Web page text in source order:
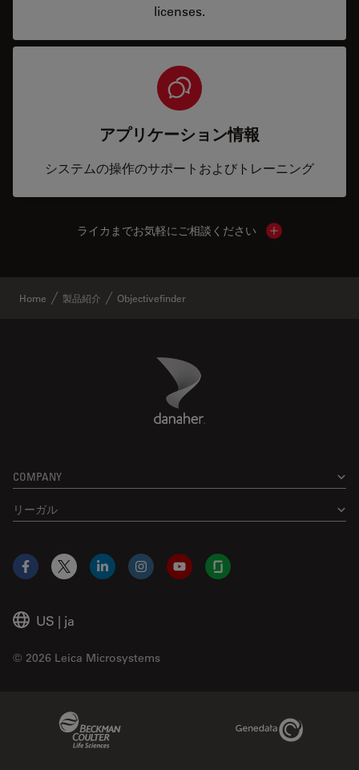
licenses.
アプリケーション情報
システムの操作のサポートおよびトレーニング
ライカまでお気軽にご相談ください Show local
Home 製品紹介 Objectivefinder
Danaher Logo
COMPANY
リーガル
US | ja
© 2026 Leica Microsystems
Facebook
X LinkedInInstagramYouTubeGlassdoor
Genedata Link